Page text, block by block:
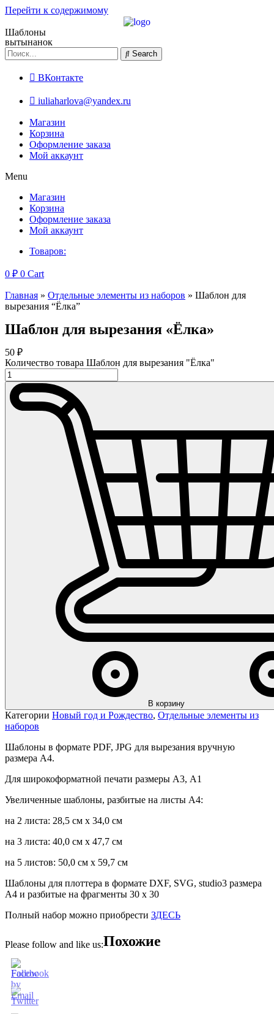
Перейти к содержимому
Шаблоны
вытынанок
Search
ВКонтакте
iuliaharlova@yandex.ru
Магазин
Корзина
Оформление заказа
Мой аккаунт
Menu
Магазин
Корзина
Оформление заказа
Мой аккаунт
Товаров:
0 ₽ 0 Cart
Главная » Отдельные элементы из наборов » Шаблон для
вырезания “Ёлка”
Шаблон для вырезания «Ёлка»
50 ₽
Количество товара Шаблон для вырезания "Ёлка"
В корзину
Категории Новый год и Рождество, Отдельные элементы из
наборов
Шаблоны в формате PDF, JPG для вырезания вручную
размера А4.
Для широкоформатной печати размеры А3, А1
Увеличенные шаблоны, разбитые на листы А4:
на 2 листа: 28,5 см х 34,0 см
на 3 листа: 40,0 см х 47,7 см
на 5 листов: 50,0 см х 59,7 см
Шаблоны для плоттера в формате DXF, SVG, studio3 размера
А4 и разбитые на фрагменты 30 х 30
Полный набор можно приобрести ЗДЕСЬ
Please follow and like us:Похожие